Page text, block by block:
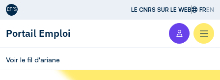
Aller au contenu LE CNRS SUR LE WEB FREN
Portail Emploi
Voir le fil d'ariane